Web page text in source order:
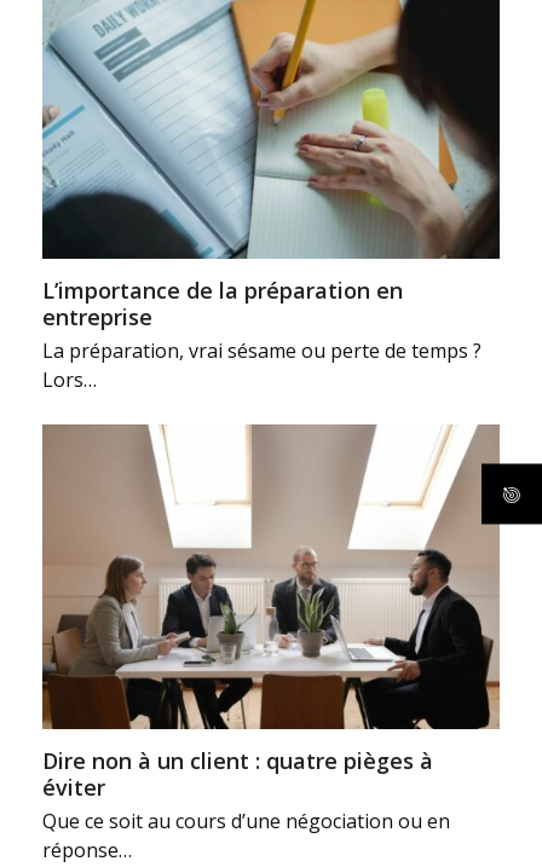
L’importance de la préparation en
entreprise
La préparation, vrai sésame ou perte de temps ?
Lors…
Dire non à un client : quatre pièges à
éviter
Que ce soit au cours d’une négociation ou en
réponse…